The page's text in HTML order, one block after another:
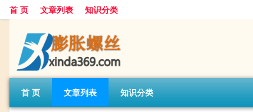
首 页 文章列表 知识分类
首 页 文章列表 知识分类